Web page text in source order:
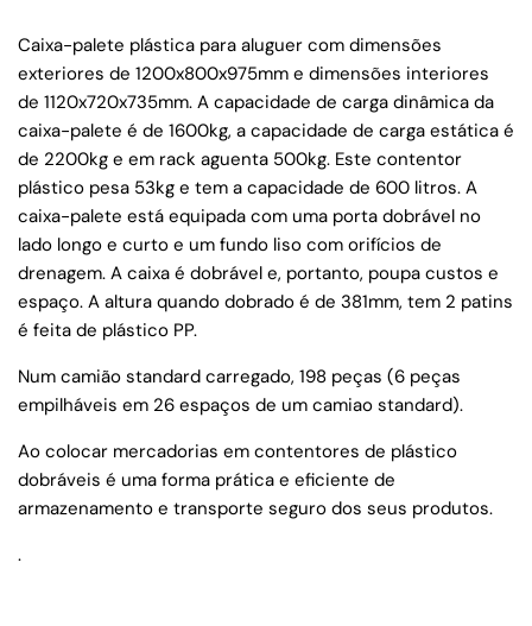
Caixa-palete plástica para aluguer com dimensões
exteriores de 1200x800x975mm e dimensões interiores
de 1120x720x735mm. A capacidade de carga dinâmica da
caixa-palete é de 1600kg, a capacidade de carga estática é
de 2200kg e em rack aguenta 500kg. Este contentor
plástico pesa 53kg e tem a capacidade de 600 litros. A
caixa-palete está equipada com uma porta dobrável no
lado longo e curto e um fundo liso com orifícios de
drenagem. A caixa é dobrável e, portanto, poupa custos e
espaço. A altura quando dobrado é de 381mm, tem 2 patins
é feita de plástico PP.
Num camião standard carregado, 198 peças (6 peças
empilháveis em 26 espaços de um camiao standard).
Ao colocar mercadorias em contentores de plástico
dobráveis é uma forma prática e eficiente de
armazenamento e transporte seguro dos seus produtos.
.